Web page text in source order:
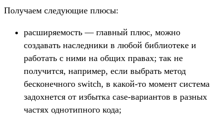
Получаем следующие плюсы:
расширяемость — главный плюс, можно
создавать наследники в любой библиотеке и
работать с ними на общих правах; так не
получится, например, если выбрать метод
бесконечного switch, в какой-то момент система
задохнется от избытка case-вариантов в разных
частях однотипного кода;